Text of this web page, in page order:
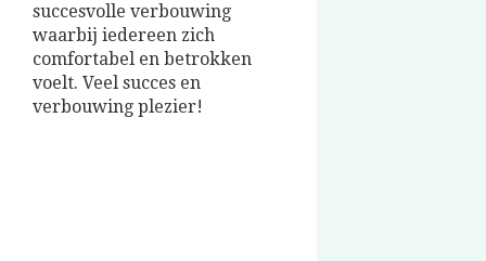
succesvolle verbouwing
waarbij iedereen zich
comfortabel en betrokken
voelt. Veel succes en
verbouwing plezier!